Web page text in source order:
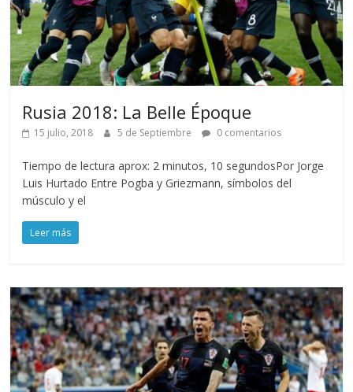
Rusia 2018: La Belle Époque
15 julio, 2018 5 de Septiembre 0 comentarios
Tiempo de lectura aprox: 2 minutos, 10 segundosPor Jorge
Luis Hurtado Entre Pogba y Griezmann, símbolos del
músculo y el
Leer más